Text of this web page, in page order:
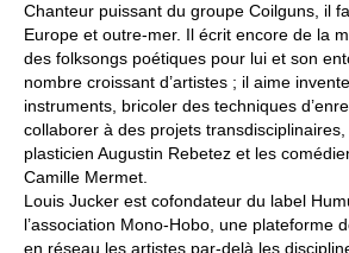
Chanteur puissant du groupe Coilguns, il
Europe et outre-mer. Il écrit encore de la
des folksongs poétiques pour lui et son
nombre croissant d’artistes ; il aime
instruments, bricoler des techniques
collaborer à des projets
plasticien Augustin Rebetez et les
Camille Mermet.
Louis Jucker est cofondateur du label
l’association Mono-Hobo, une plateforme
en réseau les artistes par-delà les